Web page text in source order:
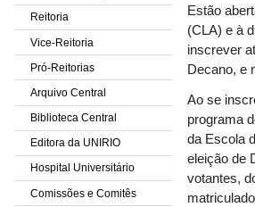
Reitoria
Vice-Reitoria
Pró-Reitorias
Arquivo Central
Biblioteca Central
Editora da UNIRIO
Hospital Universitário
Comissões e Comitês
Estão
(CLA) e à
inscrever
Decano, e
Ao se
programa
da Escola
eleição de
votantes,